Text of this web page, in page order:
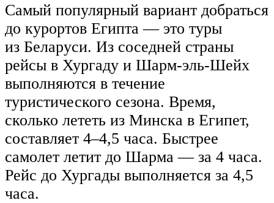
Самый популярный вариант добраться
до курортов Египта — это туры
из Беларуси. Из соседней страны
рейсы в Хургаду и Шарм-эль-Шейх
выполняются в течение
туристического сезона. Время,
сколько лететь из Минска в Египет,
составляет 4–4,5 часа. Быстрее
самолет летит до Шарма — за 4 часа.
Рейс до Хургады выполняется за 4,5
часа.